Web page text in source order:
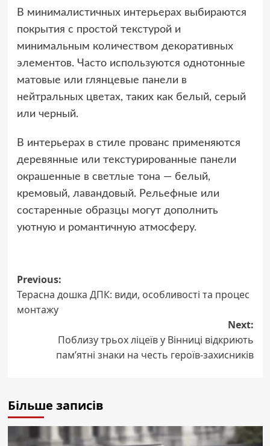
В минималистичных интерьерах выбираются
покрытия с простой текстурой и
минимальным количеством декоративных
элементов. Часто используются однотонные
матовые или глянцевые панели в
нейтральных цветах, таких как белый, серый
или черный.
В интерьерах в стиле прованс применяются
деревянные или текстурированные панели
окрашенные в светлые тона — белый,
кремовый, лавандовый. Рельефные или
состаренные образцы могут дополнить
уютную и романтичную атмосферу.
Post
navigation
Previous:
Терасна дошка ДПК: види, особливості та процес
монтажу
Next:
Поблизу трьох ліцеїв у Вінниці відкриють
пам’ятні знаки на честь героїв-захисників
Більше записів